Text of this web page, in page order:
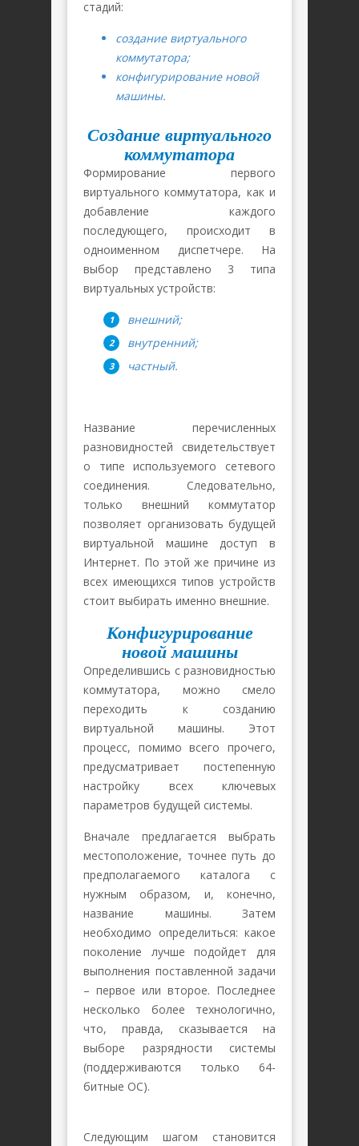
стадий:
создание виртуального
коммутатора;
конфигурирование новой
машины.
Создание виртуального
коммутатора
Формирование первого
виртуального коммутатора, как и
добавление каждого
последующего, происходит в
одноименном диспетчере. На
выбор представлено 3 типа
виртуальных устройств:
внешний;
внутренний;
частный.
Название перечисленных
разновидностей свидетельствует
о типе используемого сетевого
соединения. Следовательно,
только внешний коммутатор
позволяет организовать будущей
виртуальной машине доступ в
Интернет. По этой же причине из
всех имеющихся типов устройств
стоит выбирать именно внешние.
Конфигурирование
новой машины
Определившись с разновидностью
коммутатора, можно смело
переходить к созданию
виртуальной машины. Этот
процесс, помимо всего прочего,
предусматривает постепенную
настройку всех ключевых
параметров будущей системы.
Вначале предлагается выбрать
местоположение, точнее путь до
предполагаемого каталога с
нужным образом, и, конечно,
название машины. Затем
необходимо определиться: какое
поколение лучше подойдет для
выполнения поставленной задачи
– первое или второе. Последнее
несколько более технологично,
что, правда, сказывается на
выборе разрядности системы
(поддерживаются только 64-
битные ОС).
Следующим шагом становится